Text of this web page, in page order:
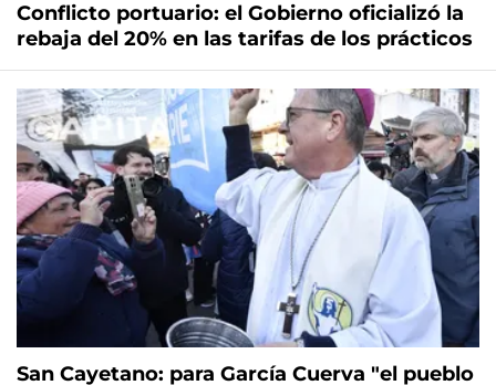
Conflicto portuario: el Gobierno oficializó la
rebaja del 20% en las tarifas de los prácticos
San Cayetano: para García Cuerva "el pueblo